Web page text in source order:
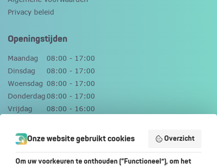
Contact
Openingstijden
Maandag
08:00 - 17:00
Dinsdag
08:00 - 17:00
Woensdag 08:00 - 17:00
Donderdag 08:00 - 17:00
Vrijdag
08:00 - 16:00
Zondag
Gesloten
Privacy beleid
Onze website gebruikt cookies Overzicht
Om uw voorkeuren te onthouden (“Functioneel”), om het